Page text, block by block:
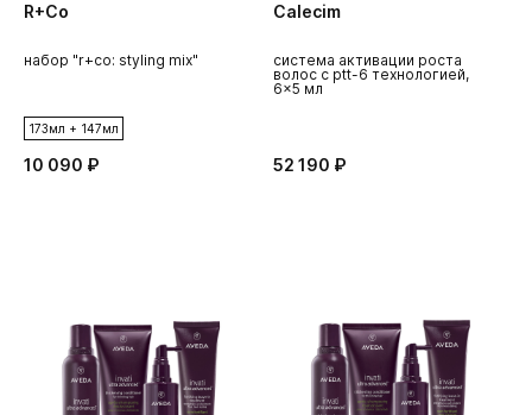
R+Co
набор "r+co: styling mix"
173мл + 147мл
10 090 ₽
Calecim
система активации роста
волос с ptt-6 технологией,
6x5 мл
52 190 ₽